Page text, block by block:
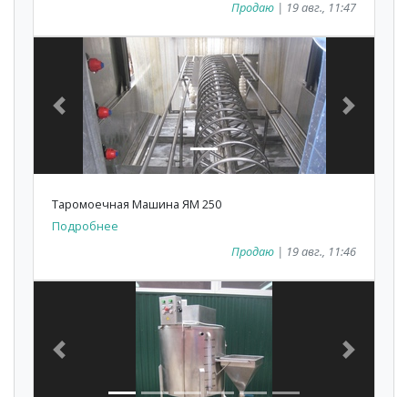
Продаю | 19 авг., 11:47
Previous Next
Таромоечная Машина ЯМ 250
Подробнее
Продаю | 19 авг., 11:46
Previous Next